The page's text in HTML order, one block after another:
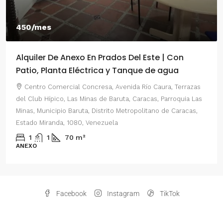
450/mes
Alquiler De Anexo En Prados Del Este | Con
Patio, Planta Eléctrica y Tanque de agua
Centro Comercial Concresa, Avenida Río Caura, Terrazas
del Club Hípico, Las Minas de Baruta, Caracas, Parroquia Las
Minas, Municipio Baruta, Distrito Metropolitano de Caracas,
Estado Miranda, 1080, Venezuela
1 1 70 m²
ANEXO
Facebook Instagram TikTok